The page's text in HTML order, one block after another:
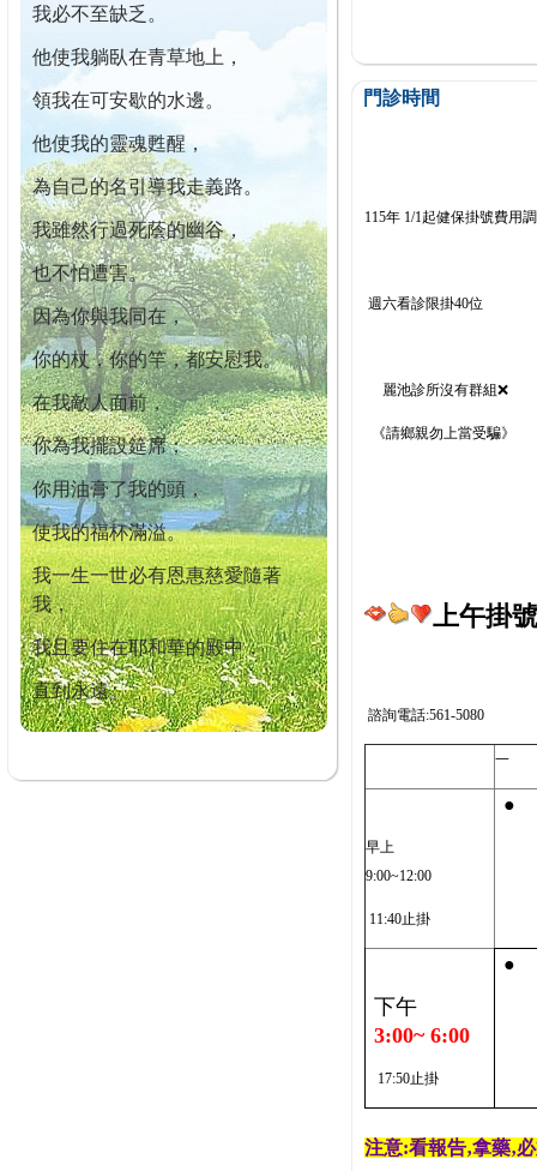
我必不至缺乏。
他使我躺臥在青草地上，
領我在可安歇的水邊。
他使我的靈魂甦醒，
為自己的名引導我走義路。
我雖然行過死蔭的幽谷，
也不怕遭害。
因為你與我同在，
你的杖，你的竿，都安慰我。
在我敵人面前，
你為我擺設筵席；
你用油膏了我的頭，
使我的福杯滿溢。
我一生一世必有恩惠慈愛隨著
我，
我且要住在耶和華的殿中，
直到永遠。
門診時間
115年 1/1起健保掛號費用
週六看診限掛40位
麗池診所沒有群組❌
《請鄉親勿上當受騙》
上午掛
諮詢電話:561-5080
一
早上
9:00~12:00
11:40止掛
●
下午
3:00~ 6:00
17:50止掛
●
注意:看報告‚拿藥‚